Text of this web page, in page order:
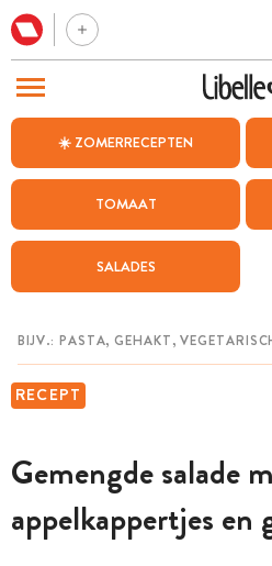
☀️ ZOMERRECEPTEN
TOMAAT
SALADES
RECEPT
Gemengde salade
appelkappertjes
BEZOEK ONZE ANDERE WEBSITES
WEEKMENU
CHAT MET MAIA
MIJN BEWAARDE RECEPTEN